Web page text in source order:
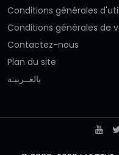
Conditions générales
Conditions générales de
Contactez-nous
Plan du site
بالعــربيـة